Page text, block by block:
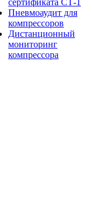
сертификата СТ-1
Пневмоаудит для
компрессоров
Дистанционный
мониторинг
компрессора